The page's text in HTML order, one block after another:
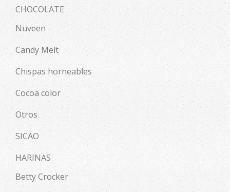
CHOCOLATE
Nuveen
Candy Melt
Chispas horneables
Cocoa color
Otros
SICAO
HARINAS
Betty Crocker